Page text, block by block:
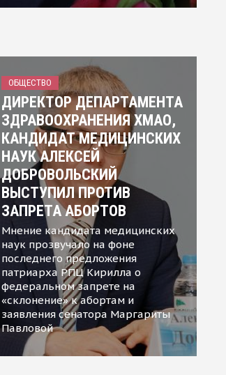
ОБЩЕСТВО
ДИРЕКТОР ДЕПАРТАМЕНТА
ЗДРАВООХРАНЕНИЯ ХМАО,
КАНДИДАТ МЕДИЦИНСКИХ
НАУК АЛЕКСЕЙ
ДОБРОВОЛЬСКИЙ
ВЫСТУПИЛ ПРОТИВ
ЗАПРЕТА АБОРТОВ
Мнение кандидата медицинских
наук прозвучало на фоне
последнего предложения
патриарха РПЦ Кирилла о
федеральном запрете на
«склонение» к абортам и
заявления сенатора Маргариты
Павловой